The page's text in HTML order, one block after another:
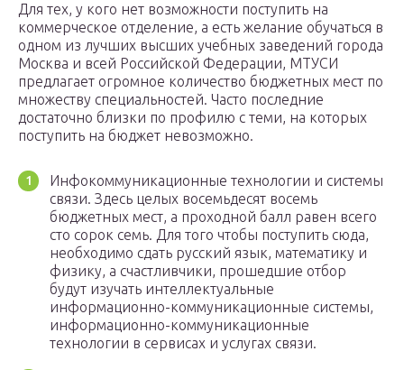
Для тех, у кого нет возможности поступить на
коммерческое отделение, а есть желание обучаться в
одном из лучших высших учебных заведений города
Москва и всей Российской Федерации, МТУСИ
предлагает огромное количество бюджетных мест по
множеству специальностей. Часто последние
достаточно близки по профилю с теми, на которых
поступить на бюджет невозможно.
Инфокоммуникационные технологии и системы
связи. Здесь целых восемьдесят восемь
бюджетных мест, а проходной балл равен всего
сто сорок семь. Для того чтобы поступить сюда,
необходимо сдать русский язык, математику и
физику, а счастливчики, прошедшие отбор
будут изучать интеллектуальные
информационно-коммуникационные системы,
информационно-коммуникационные
технологии в сервисах и услугах связи.